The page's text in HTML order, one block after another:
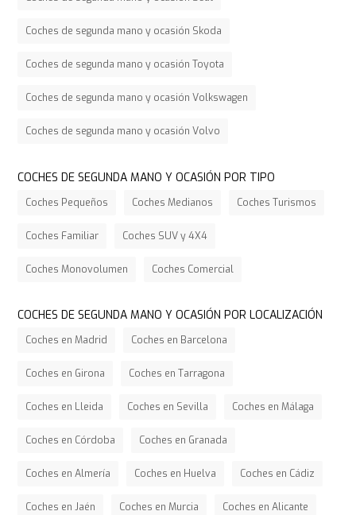
Coches de segunda mano y ocasión Skoda
Coches de segunda mano y ocasión Toyota
Coches de segunda mano y ocasión Volkswagen
Coches de segunda mano y ocasión Volvo
COCHES DE SEGUNDA MANO Y OCASIÓN POR TIPO
Coches Pequeños Coches Medianos Coches Turismos
Coches Familiar Coches SUV y 4X4
Coches Monovolumen Coches Comercial
COCHES DE SEGUNDA MANO Y OCASIÓN POR LOCALIZACIÓN
Coches en Madrid Coches en Barcelona
Coches en Girona Coches en Tarragona
Coches en Lleida Coches en Sevilla Coches en Málaga
Coches en Córdoba Coches en Granada
Coches en Almería Coches en Huelva Coches en Cádiz
Coches en Jaén Coches en Murcia Coches en Alicante